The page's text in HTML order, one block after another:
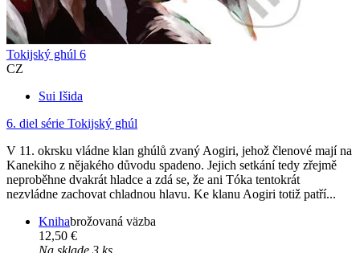
Tokijský ghúl 6
CZ
Sui Išida
6. diel série Tokijský ghúl
V 11. okrsku vládne klan ghúlů zvaný Aogiri, jehož členové mají na
Kanekiho z nějakého důvodu spadeno. Jejich setkání tedy zřejmě
neproběhne dvakrát hladce a zdá se, že ani Tóka tentokrát
nezvládne zachovat chladnou hlavu. Ke klanu Aogiri totiž patří...
Knihabrožovaná väzba
12,50 €
Na sklade 3 ks